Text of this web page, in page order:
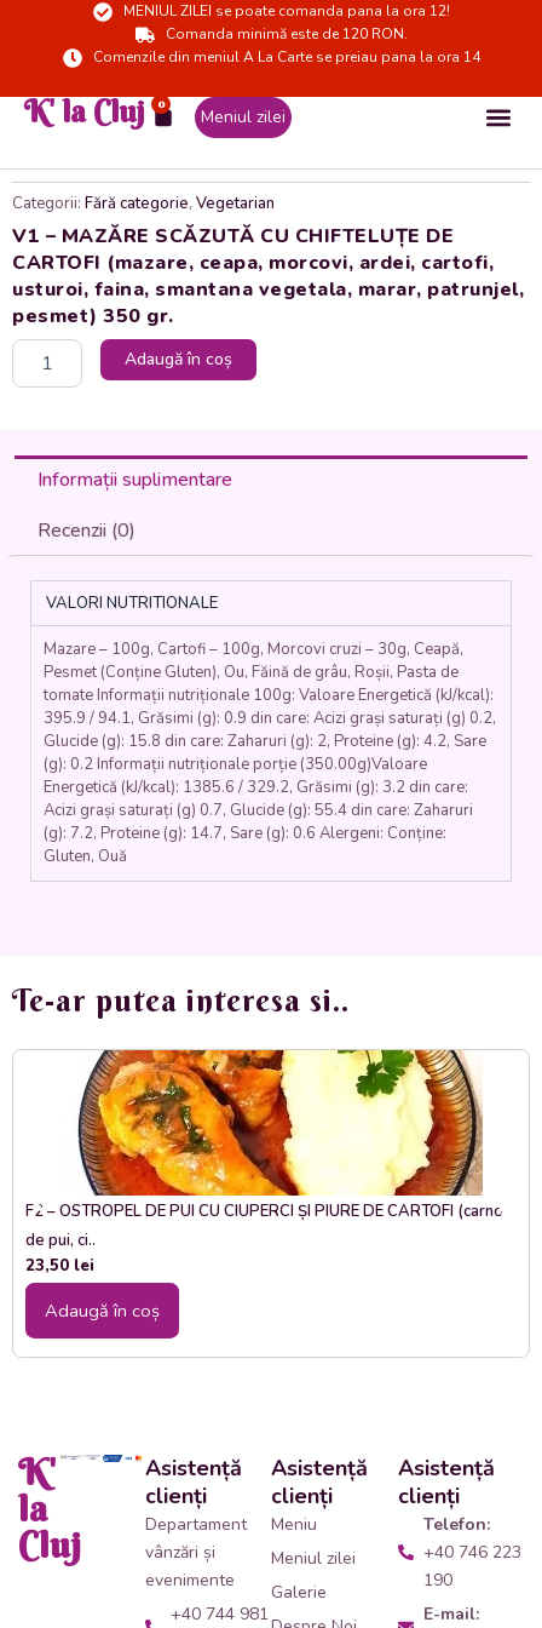
MENIUL ZILEI se poate comanda pana la ora 12!
Comanda minimă este de 120 RON.
Comenzile din meniul A La Carte se preiau pana la ora 14
K' la Cluj 0
Cart Meniul zilei
Categorii: Fără categorie, Vegetarian
V1 – MAZĂRE SCĂZUTĂ CU CHIFTELUȚE DE
CARTOFI (mazare, ceapa, morcovi, ardei, cartofi,
usturoi, faina, smantana vegetala, marar, patrunjel,
pesmet) 350 gr.
Cantitate
CHIFTELUȚE
CARTOFI
ceapa,
ardei,
cartofi,
usturoi,
faina,
smantana
vegetala,
marar,
patrunjel,
pesmet)
gr.
Adaugă în coș
Informații suplimentare
Recenzii (0)
VALORI NUTRITIONALE
Mazare – 100g, Cartofi – 100g, Morcovi cruzi – 30g, Ceapă,
Pesmet (Conține Gluten), Ou, Făină de grâu, Roșii, Pasta de
tomate Informații nutriționale 100g: Valoare Energetică (kJ/kcal):
395.9 / 94.1, Grăsimi (g): 0.9 din care: Acizi grași saturați (g) 0.2,
Glucide (g): 15.8 din care: Zaharuri (g): 2, Proteine (g): 4.2, Sare
(g): 0.2 Informații nutriționale porție (350.00g)Valoare
Energetică (kJ/kcal): 1385.6 / 329.2, Grăsimi (g): 3.2 din care:
Acizi grași saturați (g) 0.7, Glucide (g): 55.4 din care: Zaharuri
(g): 7.2, Proteine (g): 14.7, Sare (g): 0.6 Alergeni: Conține:
Gluten, Ouă
Te-ar putea interesa si..
F2 – OSTROPEL DE PUI CU CIUPERCI ȘI PIURE DE CARTOFI (carne
de pui, ci..
23,50 lei
Adaugă în coș
K'
la
Cluj
Asistență
clienți
Departament
vânzări și
evenimente
+40 744 981
Asistență
clienți
Meniu
Meniul zilei
Galerie
Asistență
clienți
Telefon:
+40 746 223
190
E-mail: